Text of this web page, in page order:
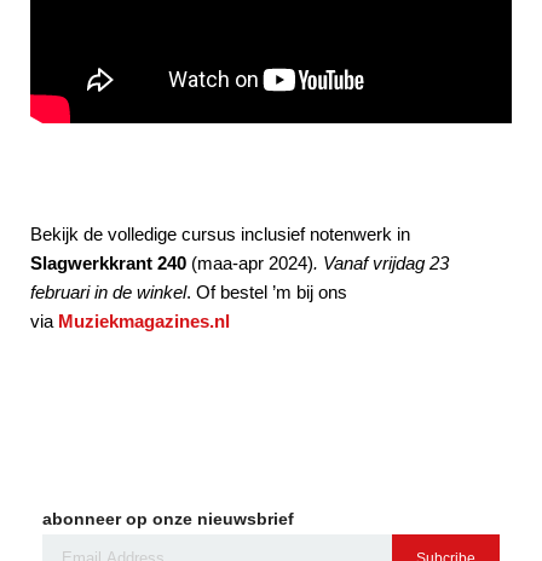
Bekijk de volledige cursus inclusief notenwerk in
Slagwerkkrant 240 (maa-apr 2024). Vanaf vrijdag 23
februari in de winkel. Of bestel ’m bij ons
via Muziekmagazines.nl
abonneer op onze nieuwsbrief